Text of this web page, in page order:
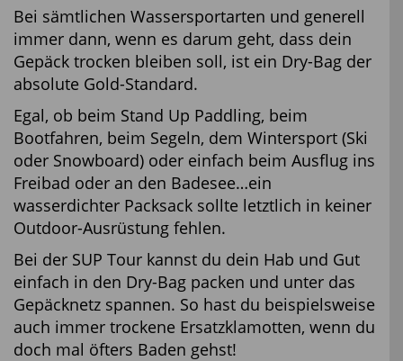
Bei sämtlichen Wassersportarten und generell
immer dann, wenn es darum geht, dass dein
Gepäck trocken bleiben soll, ist ein Dry-Bag der
absolute Gold-Standard.
Egal, ob beim Stand Up Paddling, beim
Bootfahren, beim Segeln, dem Wintersport (Ski
oder Snowboard) oder einfach beim Ausflug ins
Freibad oder an den Badesee…ein
wasserdichter Packsack sollte letztlich in keiner
Outdoor-Ausrüstung fehlen.
Bei der SUP Tour kannst du dein Hab und Gut
einfach in den Dry-Bag packen und unter das
Gepäcknetz spannen. So hast du beispielsweise
auch immer trockene Ersatzklamotten, wenn du
doch mal öfters Baden gehst!